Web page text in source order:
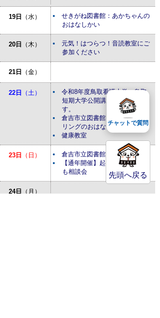
19日 （水）
せきがね図書館：あかちゃんの
おはなしかい
20日 （木）
元気！はつらつ！音読教室にご
参加ください
21日 （金）
22日 （土）
令和8年度鳥取看護大学・鳥取
短期大学公開講座を開催しま
す。
倉吉市立図書館：ストーリーテ
リングのおはなし会
健康教室
23日 （日）
倉吉市立図書館：おはなしかい
【通年開催】起業・経営なんで
も相談会
24日 （月）
先頭へ戻る
チャットで質問